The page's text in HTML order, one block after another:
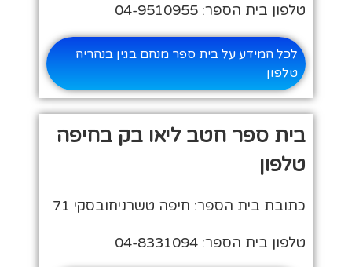
טלפון בית הספר: 04-9510955
לכל המידע על בית ספר מנחם בגין בנהריה
טלפון
בית ספר חטב ליאו בק בחיפה
טלפון
כתובת בית הספר: חיפה טשרניחובסקי 71
טלפון בית הספר: 04-8331094